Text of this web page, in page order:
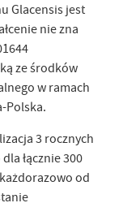
Glacensis jest
nie zna
ze środków
w ramach
Polska.
3 rocznych
łącznie 300
od